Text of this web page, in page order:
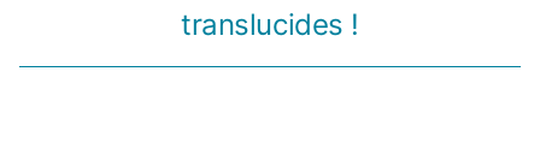
translucides !